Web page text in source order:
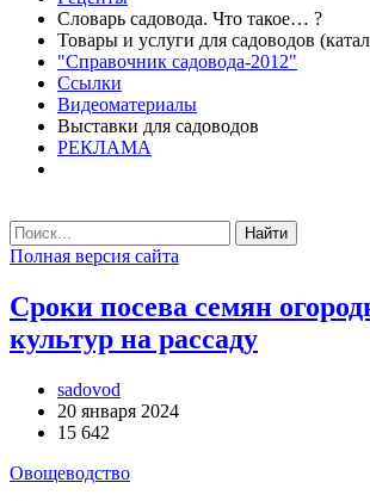
Словарь садовода. Что такое… ?
Товары и услуги для садоводов
"Справочник садовода-2012"
Ссылки
Видеоматериалы
Выставки для садоводов
РЕКЛАМА
Найти
Полная версия сайта
Сроки посева семян
культур на рассаду
sadovod
20 января 2024
15 642
Овощеводство